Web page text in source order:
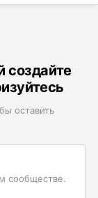
создайте
оставить
сообществе.